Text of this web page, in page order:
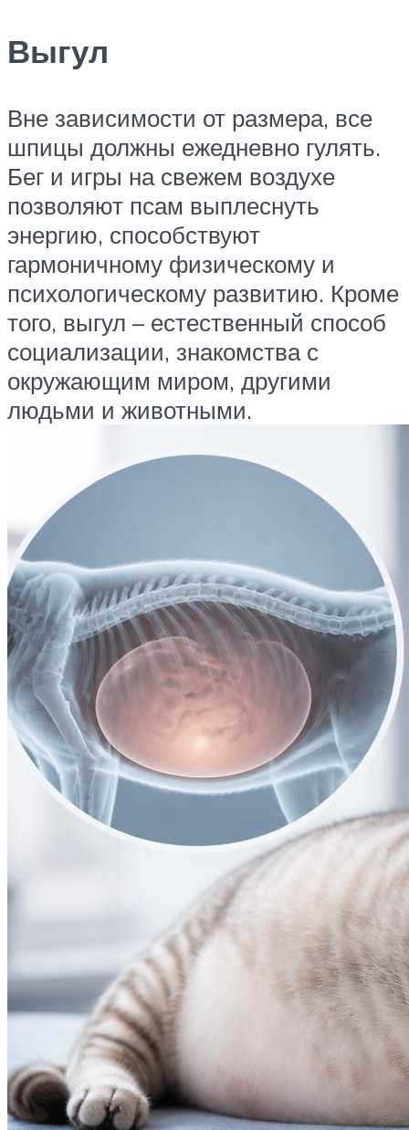
Выгул
Вне зависимости от размера, все
шпицы должны ежедневно гулять.
Бег и игры на свежем воздухе
позволяют псам выплеснуть
энергию, способствуют
гармоничному физическому и
психологическому развитию. Кроме
того, выгул – естественный способ
социализации, знакомства с
окружающим миром, другими
людьми и животными.